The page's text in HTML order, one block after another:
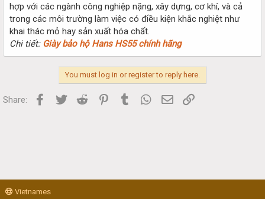
hợp với các ngành công nghiệp nặng, xây dựng, cơ khí, và cả
trong các môi trường làm việc có điều kiện khắc nghiệt như
khai thác mỏ hay sản xuất hóa chất.
Chi tiết: Giày bảo hộ Hans HS55 chính hãng
You must log in or register to reply here.
Share: Facebook
Twitter Reddit PinterestTumblr WhatsApp
Email
Vietnames